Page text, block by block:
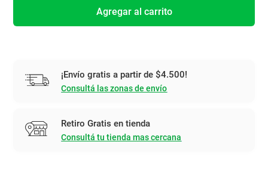
Agregar al carrito
¡Envío gratis a partir de $4.500!
Consultá las zonas de envío
Retiro Gratis en tienda
Consultá tu tienda mas cercana